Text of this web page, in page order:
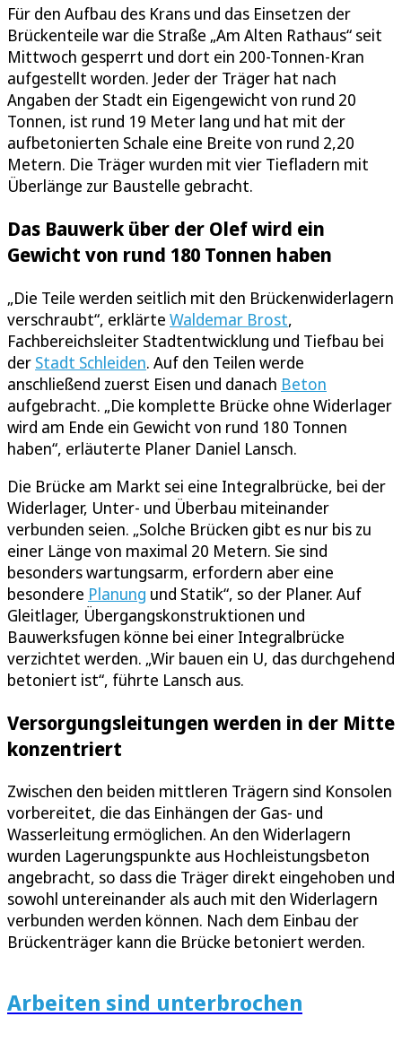
Für den Aufbau des Krans und das Einsetzen der
Brückenteile war die Straße „Am Alten Rathaus“ seit
Mittwoch gesperrt und dort ein 200-Tonnen-Kran
aufgestellt worden. Jeder der Träger hat nach
Angaben der Stadt ein Eigengewicht von rund 20
Tonnen, ist rund 19 Meter lang und hat mit der
aufbetonierten Schale eine Breite von rund 2,20
Metern. Die Träger wurden mit vier Tiefladern mit
Überlänge zur Baustelle gebracht.
Das Bauwerk über der Olef wird ein
Gewicht von rund 180 Tonnen haben
„Die Teile werden seitlich mit den Brückenwiderlagern
verschraubt“, erklärte Waldemar Brost,
Fachbereichsleiter Stadtentwicklung und Tiefbau bei
der Stadt Schleiden. Auf den Teilen werde
anschließend zuerst Eisen und danach Beton
aufgebracht. „Die komplette Brücke ohne Widerlager
wird am Ende ein Gewicht von rund 180 Tonnen
haben“, erläuterte Planer Daniel Lansch.
Die Brücke am Markt sei eine Integralbrücke, bei der
Widerlager, Unter- und Überbau miteinander
verbunden seien. „Solche Brücken gibt es nur bis zu
einer Länge von maximal 20 Metern. Sie sind
besonders wartungsarm, erfordern aber eine
besondere Planung und Statik“, so der Planer. Auf
Gleitlager, Übergangskonstruktionen und
Bauwerksfugen könne bei einer Integralbrücke
verzichtet werden. „Wir bauen ein U, das durchgehend
betoniert ist“, führte Lansch aus.
Versorgungsleitungen werden in der Mitte
konzentriert
Zwischen den beiden mittleren Trägern sind Konsolen
vorbereitet, die das Einhängen der Gas- und
Wasserleitung ermöglichen. An den Widerlagern
wurden Lagerungspunkte aus Hochleistungsbeton
angebracht, so dass die Träger direkt eingehoben und
sowohl untereinander als auch mit den Widerlagern
verbunden werden können. Nach dem Einbau der
Brückenträger kann die Brücke betoniert werden.
Arbeiten sind unterbrochen